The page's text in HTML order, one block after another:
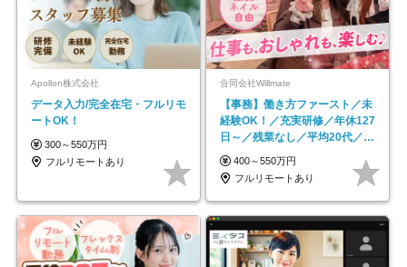
Apollon株式会社
データ入力/完全在宅・フルリモ
ートOK！
300～550万円
フルリモートあり
合同会社Willmate
【事務】働き方ファースト／未
経験OK！／充実研修／年休127
日～／残業なし／平均20代／リ
モートOK
400～550万円
フルリモートあり